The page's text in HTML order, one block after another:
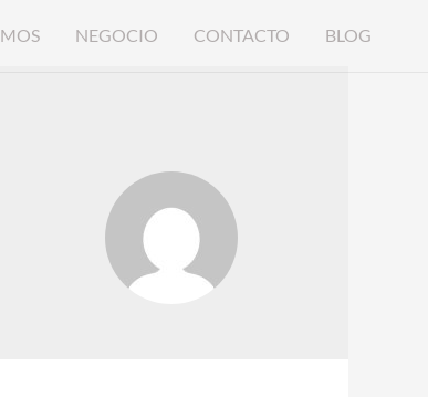
NEGOCIO CONTACTO BLOG